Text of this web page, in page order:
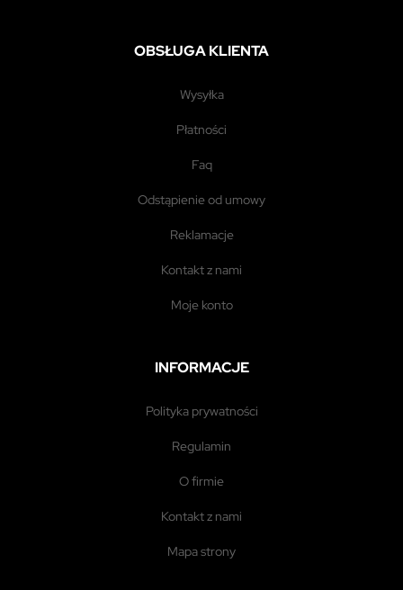
OBSŁUGA KLIENTA
wysyłka
płatności
faq
odstąpienie od umowy
reklamacje
kontakt z nami
moje konto
INFORMACJE
polityka prywatności
regulamin
o firmie
kontakt z nami
mapa strony